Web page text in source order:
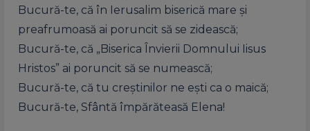
Bucură-te, că în Ierusalim biserică mare și
preafrumoasă ai poruncit să se zidească;
Bucură-te, că „Biserica Învierii Domnului Iisus
Hristos” ai poruncit să se numească;
Bucură-te, că tu creștinilor ne ești ca o maică;
Bucură-te, Sfântă împărăteasă Elena!